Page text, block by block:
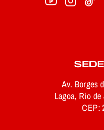
Av. Borges
Lagoa, Rio
CEP: